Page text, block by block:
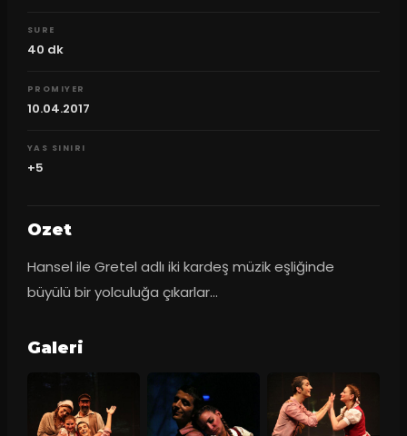
SURE
40 dk
PROMIYER
10.04.2017
YAS SINIRI
+5
Ozet
Hansel ile Gretel adlı iki kardeş müzik eşliğinde
büyülü bir yolculuğa çıkarlar…
Galeri